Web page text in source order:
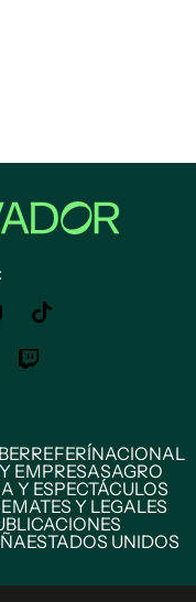
REFERÍNACIONAL
EMPRESASAGRO
Y ESPECTÁCULOS
Y LEGALES
ESTADOS UNIDOS